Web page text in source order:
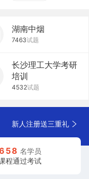
湖南中烟
7463试题
长沙理工大学考研
培训
4532试题
新人注册送三重礼
58 名学员
程通过考试